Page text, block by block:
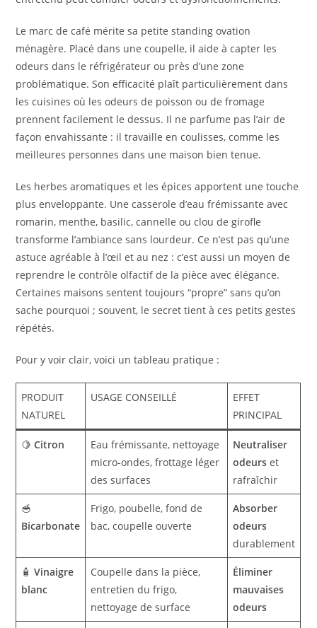
Le marc de café mérite sa petite standing ovation
ménagère. Placé dans une coupelle, il aide à capter les
odeurs dans le réfrigérateur ou près d’une zone
problématique. Son efficacité plaît particulièrement dans
les cuisines où les odeurs de poisson ou de fromage
prennent facilement le dessus. Il ne parfume pas l’air de
façon envahissante : il travaille en coulisses, comme les
meilleures personnes dans une maison bien tenue.
Les herbes aromatiques et les épices apportent une touche
plus enveloppante. Une casserole d’eau frémissante avec
romarin, menthe, basilic, cannelle ou clou de girofle
transforme l’ambiance sans lourdeur. Ce n’est pas qu’une
astuce agréable à l’œil et au nez : c’est aussi un moyen de
reprendre le contrôle olfactif de la pièce avec élégance.
Certaines maisons sentent toujours “propre” sans qu’on
sache pourquoi ; souvent, le secret tient à ces petits gestes
répétés.
Pour y voir clair, voici un tableau pratique :
PRODUIT
NATUREL
USAGE CONSEILLÉ
EFFET
PRINCIPAL
🍋Citron
Eau frémissante, nettoyage
micro-ondes, frottage léger
des surfaces
Neutraliser
odeurs et
rafraîchir
🥣
Bicarbonate
Frigo, poubelle, fond de
bac, coupelle ouverte
Absorber
odeurs
durablement
🧴Vinaigre
blanc
Coupelle dans la pièce,
entretien du frigo,
nettoyage de surface
Éliminer
mauvaises
odeurs